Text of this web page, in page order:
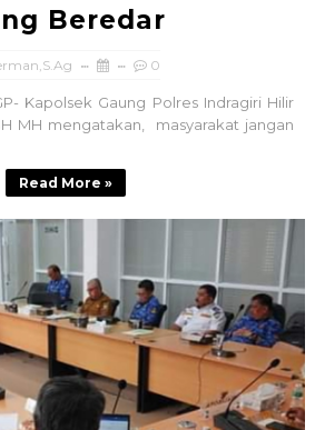
Beredar
0
Kapolsek Gaung Polres Indragiri Hilir
MH mengatakan, masyarakat jangan
Read More »